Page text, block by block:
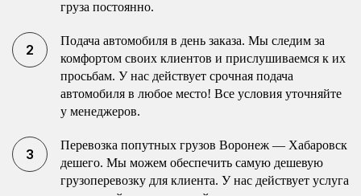
груза постоянно.
Подача автомобиля в день заказа. Мы следим за
комфортом своих клиентов и прислушиваемся к их
просьбам. У нас действует срочная подача
автомобиля в любое место! Все условия уточняйте
у менеджеров.
Перевозка попутных грузов Воронеж — Хабаровск
дешего. Мы можем обеспечить самую дешевую
грузоперевозку для клиента. У нас действует услуга